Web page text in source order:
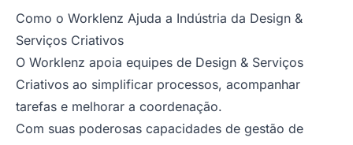
Como o Worklenz Ajuda a Indústria da Design &
Serviços Criativos
O Worklenz apoia equipes de Design & Serviços
Criativos ao simplificar processos, acompanhar
tarefas e melhorar a coordenação.
Com suas poderosas capacidades de gestão de